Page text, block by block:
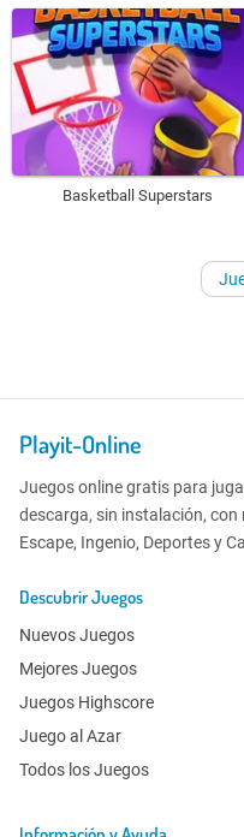
Basketball Superstars
Playit-Online
Juegos online gratis para
descarga, sin instalación,
Escape, Ingenio, Deportes y
Descubrir Juegos
Nuevos Juegos
Mejores Juegos
Juegos Highscore
Juego al Azar
Todos los Juegos